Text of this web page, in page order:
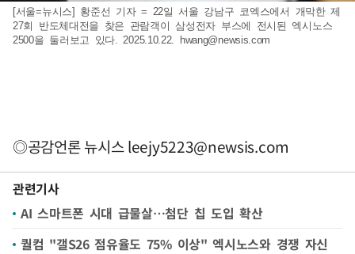
[서울=뉴시스] 황준선 기자 = 22일 서울 강남구 코엑스에서 개막한 제
27회 반도체대전을 찾은 관람객이 삼성전자 부스에 전시된 엑시노스
2500을 둘러보고 있다. 2025.10.22.
hwang@newsis.com
◎공감언론 뉴시스leejy5223@newsis.com
관련기사
AI 스마트폰 시대 급물살…첨단 칩 도입 확산
퀄컴 "갤S26 점유율도 75% 이상" 엑시노스와 경쟁 자신